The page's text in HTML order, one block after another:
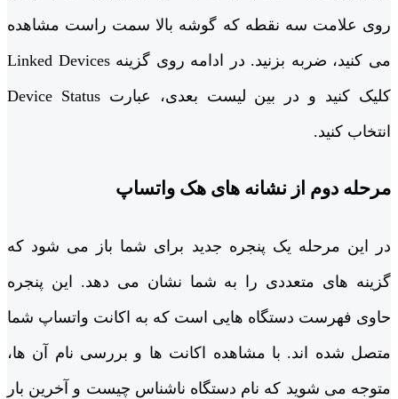
روی علامت سه نقطه که گوشه بالا سمت راست مشاهده
می‌ کنید، ضربه بزنید. در ادامه روی گزینه Linked Devices
کلیک کنید و در بین لیست بعدی، عبارت Device Status
انتخاب کنید.
مرحله دوم از نشانه های هک واتساپ
در این مرحله یک پنجره جدید برای شما باز می ‌شود که
گزینه‌ های متعددی را به شما نشان می ‌دهد. این پنجره
حاوی فهرست دستگاه‌ هایی است که به اکانت واتساپ شما
متصل شده ‌اند. با مشاهده اکانت ‌ها و بررسی نام آن ها،
متوجه می ‌شوید که نام دستگاه ناشناس چیست و آخرین بار